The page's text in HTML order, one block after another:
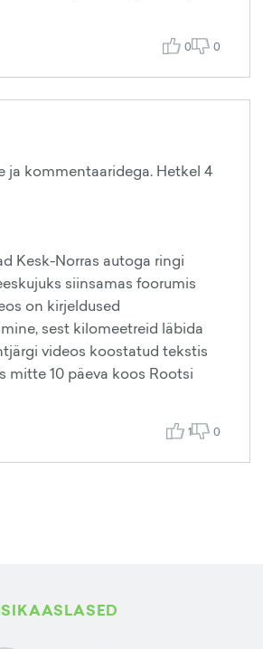
0 0
ja kommentaaridega. Hetkel 4
Kesk-Norras autoga ringi
siinsamas foorumis
on kirjeldused
sest kilomeetreid läbida
videos koostatud tekstis
mitte 10 päeva koos Rootsi
1 0